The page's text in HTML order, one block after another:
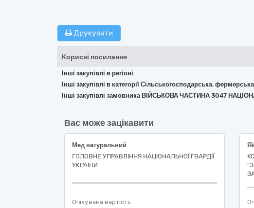
Друкувати
Корисні посилання
Інші закупівлі в регіоні
Інші закупівлі в категорії Сільськогосподарська,
Інші закупівлі замовника ВІЙСЬКОВА ЧАСТИНА 3047
Вас може зацікавити
Мед натуральний
ГОЛОВНЕ УПРАВЛІННЯ НАЦІОНАЛЬНОЇ ГВАРДІЇ
УКРАЇНИ
Очікувана вартість